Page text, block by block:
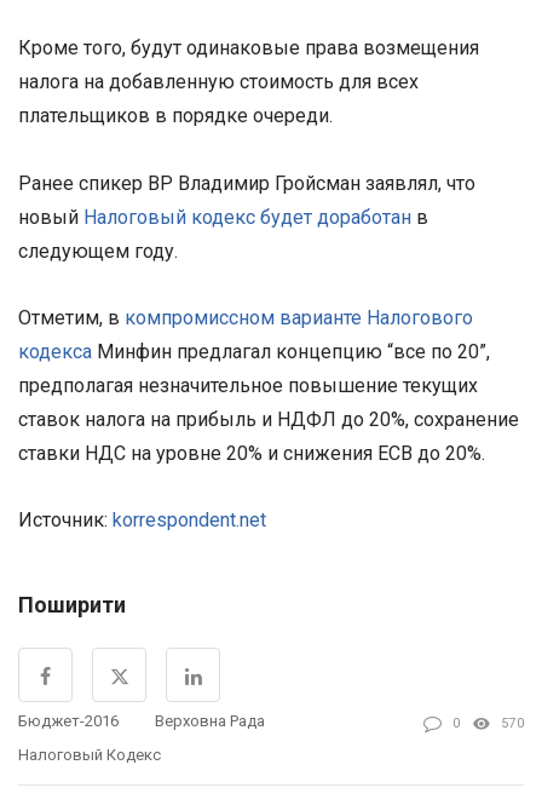
Кроме того, будут одинаковые права возмещения
налога на добавленную стоимость для всех
плательщиков в порядке очереди.
Ранее спикер ВР Владимир Гройсман заявлял, что
новый Налоговый кодекс будет доработан в
следующем году.
Отметим, в компромиссном варианте Налогового
кодекса Минфин предлагал концепцию “все по 20”,
предполагая незначительное повышение текущих
ставок налога на прибыль и НДФЛ до 20%, сохранение
ставки НДС на уровне 20% и снижения ЕСВ до 20%.
Источник: korrespondent.net
Поширити
Бюджет-2016
Верховна Рада
Налоговый Кодекс
0 570